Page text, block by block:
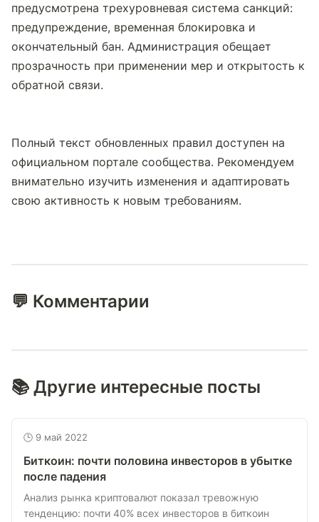
предусмотрена трехуровневая система санкций:
предупреждение, временная блокировка и
окончательный бан. Администрация обещает
прозрачность при применении мер и открытость к
обратной связи.
Полный текст обновленных правил доступен на
официальном портале сообщества. Рекомендуем
внимательно изучить изменения и адаптировать
свою активность к новым требованиям.
💬 Комментарии
📚 Другие интересные посты
🕒 9 май 2022
Биткоин: почти половина инвесторов в убытке
после падения
Анализ рынка криптовалют показал тревожную
тенденцию: почти 40% всех инвесторов в биткоин